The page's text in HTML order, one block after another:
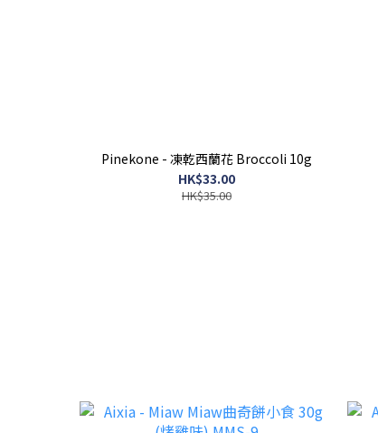
Pinekone - 凍乾西蘭花 Broccoli 10g
HK$33.00
HK$35.00